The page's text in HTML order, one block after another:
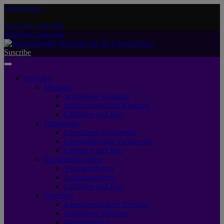
Close Menu
YouTube LinkedIn
YouTube LinkedIn
Suscribe
Produkte
Headsets
Schnurlose Headsets
schnurgebundene Headsets
Leitfäden und Info
Funkgeräte
Lizenzfreie Funkgeräte
Lizenzpflichtige Funkgeräte
Leitfäden und Info
Konferenzsysteme
Videokonferenz
Audiokonferenz
Leitfäden und Info
Telefonie
schnurgebundene Telefone
Schnurlose Telefone
Mobiltelefonie